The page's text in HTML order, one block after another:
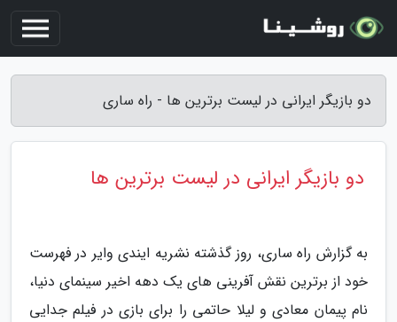
دو بازیگر ایرانی در لیست برترین ها - راه ساری
دو بازیگر ایرانی در لیست برترین ها
به گزارش راه ساری، روز گذشته نشریه ایندی وایر در فهرست
خود از برترین نقش آفرینی های یک دهه اخیر سینمای دنیا،
نام پیمان معادی و لیلا حاتمی را برای بازی در فیلم جدایی